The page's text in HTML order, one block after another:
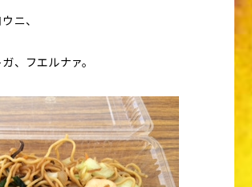
ニ、
、フエルナァ。